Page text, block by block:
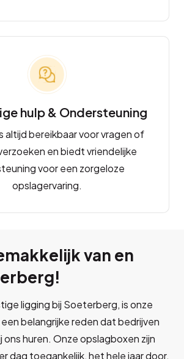
hulp & Ondersteuning
altijd bereikbaar voor vragen of
en biedt vriendelijke
voor een zorgeloze
opslagervaring.
van en
ligging bij Soeterberg, is onze
belangrijke reden dat bedrijven
ons huren. Onze opslagboxen zijn
dag toegankelijk, het hele jaar door.